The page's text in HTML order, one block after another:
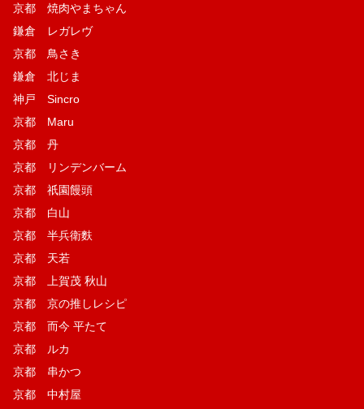
京都 焼肉やまちゃん
鎌倉 レガレヴ
京都 鳥さき
鎌倉 北じま
神戸 Sincro
京都 Maru
京都 丹
京都 リンデンバーム
京都 祇園饅頭
京都 白山
京都 半兵衛麩
京都 天若
京都 上賀茂 秋山
京都 京の推しレシピ
京都 而今 平たて
京都 ルカ
京都 串かつ
京都 中村屋